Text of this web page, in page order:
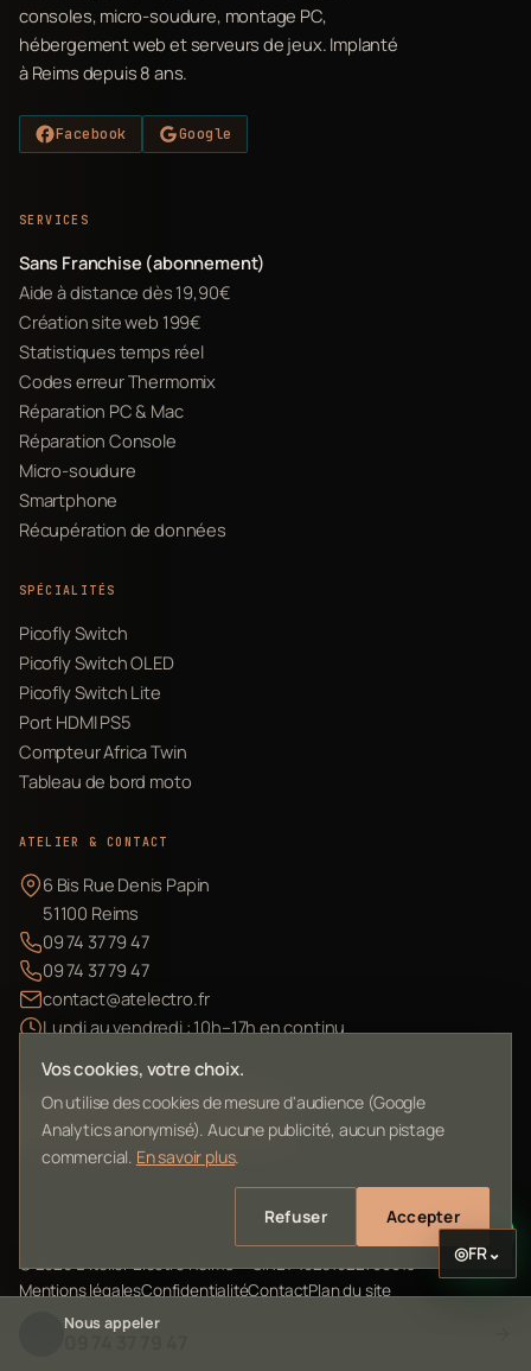
consoles, micro-soudure, montage PC,
hébergement web et serveurs de jeux. Implanté
à Reims depuis 8 ans.
Facebook Google
SERVICES
Sans Franchise (abonnement)
Aide à distance dès 19,90€
Création site web 199€
Statistiques temps réel
Codes erreur Thermomix
Réparation PC & Mac
Réparation Console
Micro-soudure
Smartphone
Récupération de données
SPÉCIALITÉS
Picofly Switch
Picofly Switch OLED
Picofly Switch Lite
Port HDMI PS5
Compteur Africa Twin
Tableau de bord moto
ATELIER & CONTACT
6 Bis Rue Denis Papin
51100 Reims
09 74 37 79 47
09 74 37 79 47
contact@atelectro.fr
Lundi au vendredi : 10h–17h en continu
Envoyer mon matériel
©2026L'Atelier Electro Reims — SIRET 10261022700013
Mentions légalesConfidentialitéContactPlan du site
Vos cookies, votre choix.
On utilise des cookies de mesure d'audience (Google
Analytics anonymisé). Aucune publicité, aucun pistage
commercial. En savoir plus.
Refuser Accepter
Nous appeler
◎FR⌄